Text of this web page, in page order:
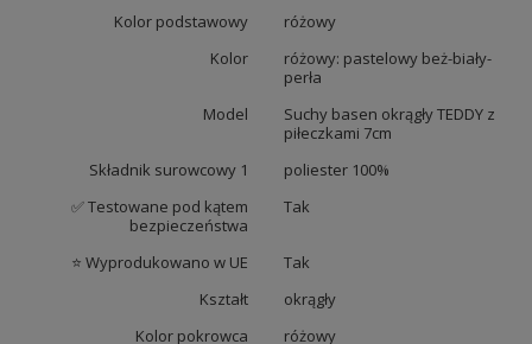
Kolor podstawowy
różowy
Kolor
różowy: pastelowy beż-biały-
perła
Model
Suchy basen okrągły TEDDY z
piłeczkami 7cm
Składnik surowcowy 1
poliester 100%
✅ Testowane pod kątem
bezpieczeństwa
Tak
⭐ Wyprodukowano w UE
Tak
Kształt
okrągły
Kolor pokrowca
różowy